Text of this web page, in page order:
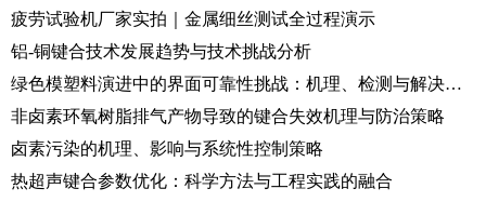
疲劳试验机厂家实拍｜金属细丝测试全过程演示
铝-铜键合技术发展趋势与技术挑战分析
绿色模塑料演进中的界面可靠性挑战：机理、检测与解决方案
非卤素环氧树脂排气产物导致的键合失效机理与防治策略
卤素污染的机理、影响与系统性控制策略
热超声键合参数优化：科学方法与工程实践的融合